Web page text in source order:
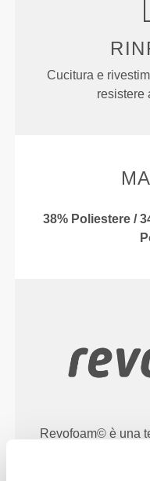
Cucitura e
resistere
38% Poliestere /
Revofoam© è una
sviluppata da
degli urti, durabilità